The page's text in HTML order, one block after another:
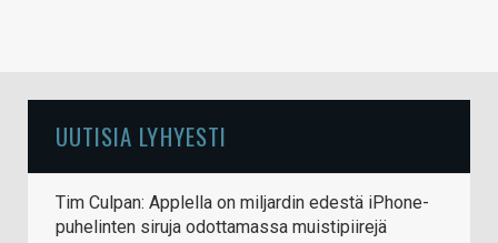
UUTISIA LYHYESTI
Tim Culpan: Applella on miljardin edestä iPhone-
puhelinten siruja odottamassa muistipiirejä